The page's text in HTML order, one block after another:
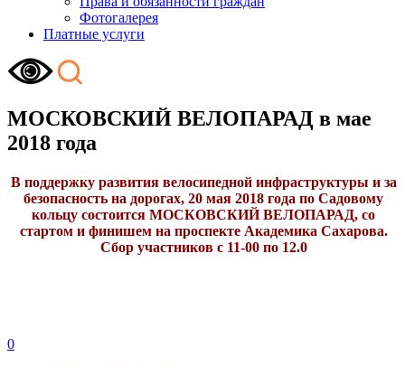
Фотогалерея
Платные услуги
МОСКОВСКИЙ ВЕЛОПАРАД в мае
2018 года
В поддержку развития велосипедной инфраструктуры и за
безопасность на дорогах, 20 мая 2018 года по Садовому
кольцу состоится МОСКОВСКИЙ ВЕЛОПАРАД, со
стартом и финишем на проспекте Академика Сахарова.
Сбор участников с 11-00 по 12.0
0